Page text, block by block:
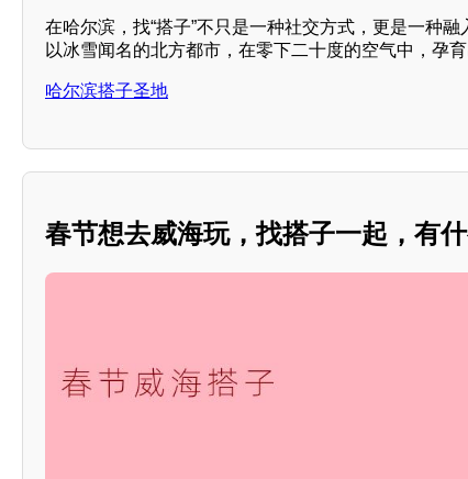
在哈尔滨，找“搭子”不只是一种社交方式，更是一种
以冰雪闻名的北方都市，在零下二十度的空气中，孕
哈尔滨搭子圣地
春节想去威海玩，找搭子一起，有